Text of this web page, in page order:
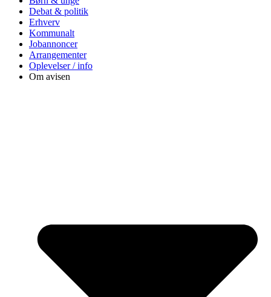
Debat & politik
Erhverv
Kommunalt
Jobannoncer
Arrangementer
Oplevelser / info
Om avisen